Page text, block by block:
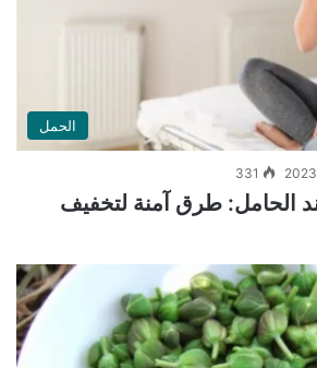
الحمل
331
الحامل: طرق آمنة لتخفيف